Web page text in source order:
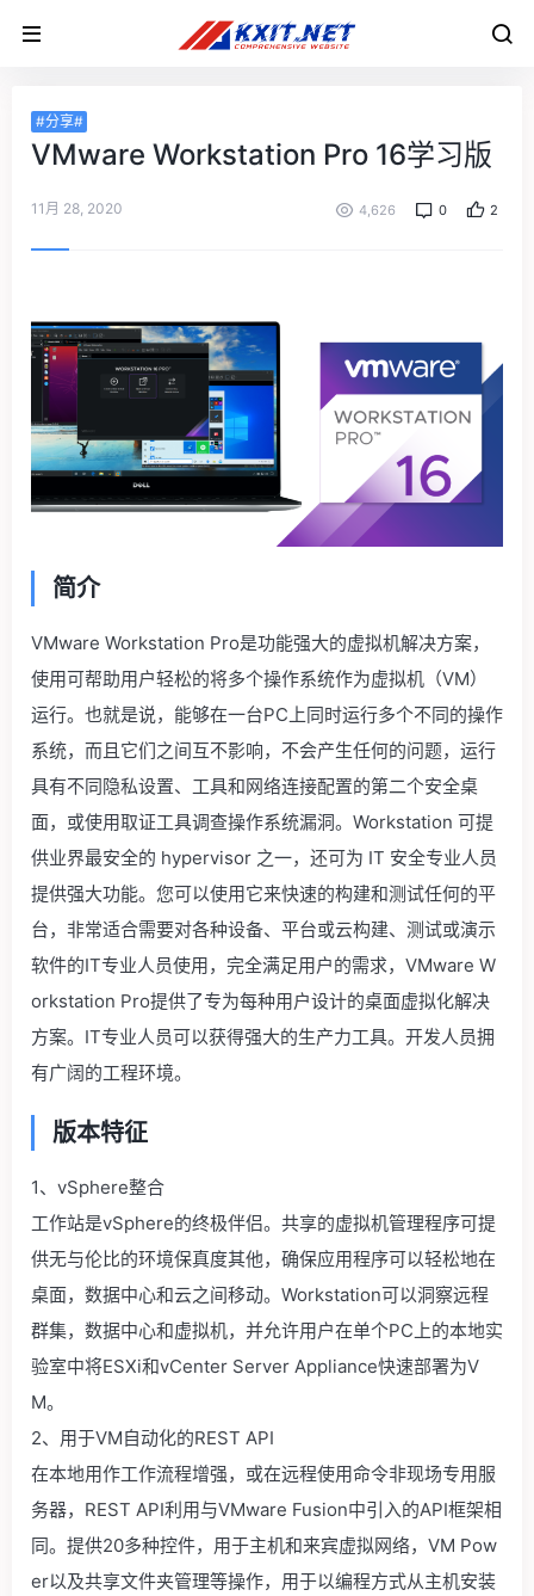
#分享#
VMware Workstation Pro 16学习版
11月 28, 2020 4,626 0 2
简介
VMware Workstation Pro是功能强大的虚拟机解决方案，
使用可帮助用户轻松的将多个操作系统作为虚拟机（VM）
运行。也就是说，能够在一台PC上同时运行多个不同的操作
系统，而且它们之间互不影响，不会产生任何的问题，运行
具有不同隐私设置、工具和网络连接配置的第二个安全桌
面，或使用取证工具调查操作系统漏洞。Workstation 可提
供业界最安全的 hypervisor 之一，还可为 IT 安全专业人员
提供强大功能。您可以使用它来快速的构建和测试任何的平
台，非常适合需要对各种设备、平台或云构建、测试或演示
软件的IT专业人员使用，完全满足用户的需求，VMware W
orkstation Pro提供了专为每种用户设计的桌面虚拟化解决
方案。IT专业人员可以获得强大的生产力工具。开发人员拥
有广阔的工程环境。
版本特征
1、vSphere整合
工作站是vSphere的终极伴侣。共享的虚拟机管理程序可提
供无与伦比的环境保真度其他，确保应用程序可以轻松地在
桌面，数据中心和云之间移动。Workstation可以洞察远程
群集，数据中心和虚拟机，并允许用户在单个PC上的本地实
验室中将ESXi和vCenter Server Appliance快速部署为V
M。
2、用于VM自动化的REST API
在本地用作工作流程增强，或在远程使用命令非现场专用服
务器，REST API利用与VMware Fusion中引入的API框架相
同。提供20多种控件，用于主机和来宾虚拟网络，VM Pow
er以及共享文件夹管理等操作，用于以编程方式从主机安装